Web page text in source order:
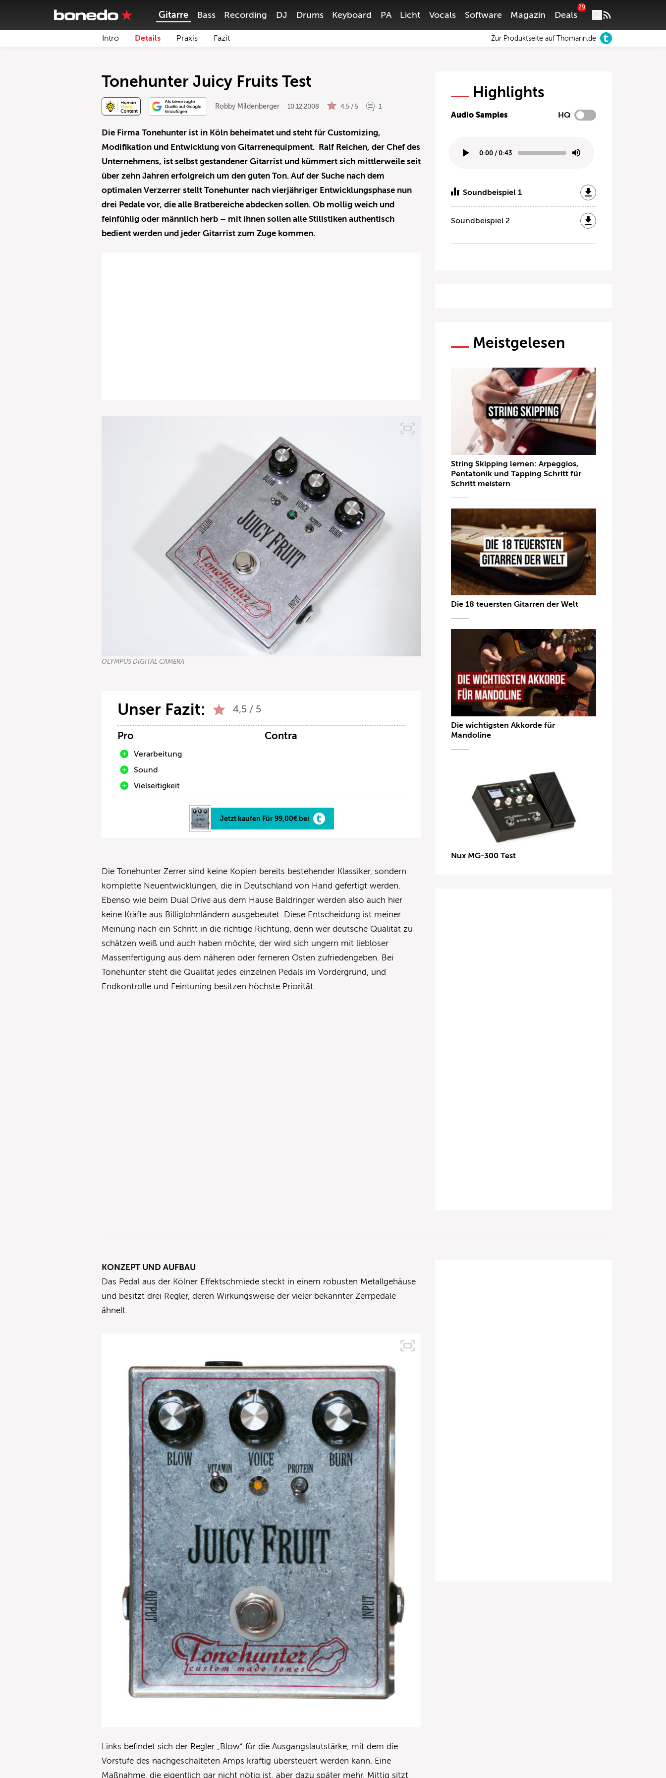
Gitarre Bass Recording DJ Drums Keyboard PA Licht Vocals Software Magazin Deals
29
Intro Details Praxis Fazit Zur Produktseite auf Thomann.de
Tonehunter Juicy Fruits Test
Robby Mildenberger 10.12.2008 4,5 / 5 1
Die Firma Tonehunter ist in Köln beheimatet und steht für Customizing,
Modifikation und Entwicklung von Gitarrenequipment. Ralf Reichen, der Chef des
Unternehmens, ist selbst gestandener Gitarrist und kümmert sich mittlerweile seit
über zehn Jahren erfolgreich um den guten Ton. Auf der Suche nach dem
optimalen Verzerrer stellt Tonehunter nach vierjähriger Entwicklungsphase nun
drei Pedale vor, die alle Bratbereiche abdecken sollen. Ob mollig weich und
feinfühlig oder männlich herb – mit ihnen sollen alle Stilistiken authentisch
bedient werden und jeder Gitarrist zum Zuge kommen.
OLYMPUS DIGITAL CAMERA
Unser Fazit: 4,5 / 5
Pro
Verarbeitung
Sound
Vielseitigkeit
Contra
Jetzt kaufen Für 99,00€ bei
Die Tonehunter Zerrer sind keine Kopien bereits bestehender Klassiker, sondern
komplette Neuentwicklungen, die in Deutschland von Hand gefertigt werden.
Ebenso wie beim Dual Drive aus dem Hause Baldringer werden also auch hier
keine Kräfte aus Billiglohnländern ausgebeutet. Diese Entscheidung ist meiner
Meinung nach ein Schritt in die richtige Richtung, denn wer deutsche Qualität zu
schätzen weiß und auch haben möchte, der wird sich ungern mit liebloser
Massenfertigung aus dem näheren oder ferneren Osten zufriedengeben. Bei
Tonehunter steht die Qualität jedes einzelnen Pedals im Vordergrund, und
Endkontrolle und Feintuning besitzen höchste Priorität.
Highlights
Audio Samples HQ
0:00 / 0:43
Soundbeispiel 1
Soundbeispiel 2
Meistgelesen
String Skipping lernen: Arpeggios,
Pentatonik und Tapping Schritt für
Schritt meistern
Die 18 teuersten Gitarren der Welt
Die wichtigsten Akkorde für
Mandoline
Nux MG-300 Test
KONZEPT UND AUFBAU
Das Pedal aus der Kölner Effektschmiede steckt in einem robusten Metallgehäuse
und besitzt drei Regler, deren Wirkungsweise der vieler bekannter Zerrpedale
ähnelt.
Links befindet sich der Regler „Blow“ für die Ausgangslautstärke, mit dem die
Vorstufe des nachgeschalteten Amps kräftig übersteuert werden kann. Eine
Maßnahme, die eigentlich gar nicht nötig ist, aber dazu später mehr. Mittig sitzt